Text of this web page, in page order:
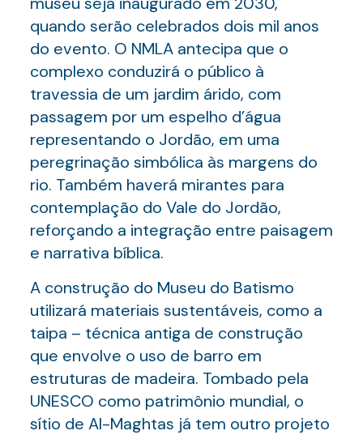
quando serão celebrados dois mil anos
do evento. O NMLA antecipa que o
complexo conduzirá o público à
travessia de um jardim árido, com
passagem por um espelho d’água
representando o Jordão, em uma
peregrinação simbólica às margens do
rio. Também haverá mirantes para
contemplação do Vale do Jordão,
reforçando a integração entre paisagem
e narrativa bíblica.
A construção do Museu do Batismo
utilizará materiais sustentáveis, como a
taipa – técnica antiga de construção
que envolve o uso de barro em
estruturas de madeira. Tombado pela
UNESCO como patrimônio mundial, o
sítio de Al-Maghtas já tem outro projeto